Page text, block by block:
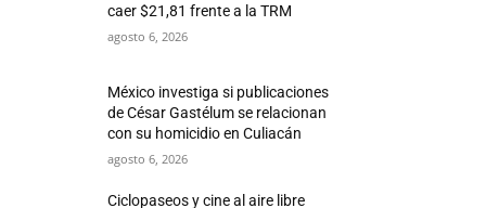
caer $21,81 frente a la TRM
agosto 6, 2026
México investiga si publicaciones
de César Gastélum se relacionan
con su homicidio en Culiacán
agosto 6, 2026
Ciclopaseos y cine al aire libre